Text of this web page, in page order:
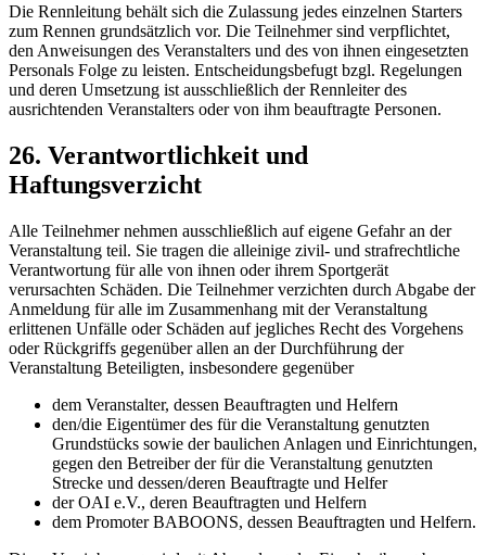
Die Rennleitung behält sich die Zulassung jedes einzelnen Starters
zum Rennen grundsätzlich vor. Die Teilnehmer sind verpflichtet,
den Anweisungen des Veranstalters und des von ihnen eingesetzten
Personals Folge zu leisten. Entscheidungsbefugt bzgl. Regelungen
und deren Umsetzung ist ausschließlich der Rennleiter des
ausrichtenden Veranstalters oder von ihm beauftragte Personen.
26. Verantwortlichkeit und
Haftungsverzicht
Alle Teilnehmer nehmen ausschließlich auf eigene Gefahr an der
Veranstaltung teil. Sie tragen die alleinige zivil- und strafrechtliche
Verantwortung für alle von ihnen oder ihrem Sportgerät
verursachten Schäden. Die Teilnehmer verzichten durch Abgabe der
Anmeldung für alle im Zusammenhang mit der Veranstaltung
erlittenen Unfälle oder Schäden auf jegliches Recht des Vorgehens
oder Rückgriffs gegenüber allen an der Durchführung der
Veranstaltung Beteiligten, insbesondere gegenüber
dem Veranstalter, dessen Beauftragten und Helfern
den/die Eigentümer des für die Veranstaltung genutzten
Grundstücks sowie der baulichen Anlagen und Einrichtungen,
gegen den Betreiber der für die Veranstaltung genutzten
Strecke und dessen/deren Beauftragte und Helfer
der OAI e.V., deren Beauftragten und Helfern
dem Promoter BABOONS, dessen Beauftragten und Helfern.